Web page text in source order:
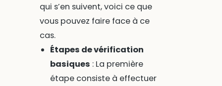
qui s’en suivent, voici ce que
vous pouvez faire face à ce
cas.
Étapes de vérification
basiques : La première
étape consiste à effectuer